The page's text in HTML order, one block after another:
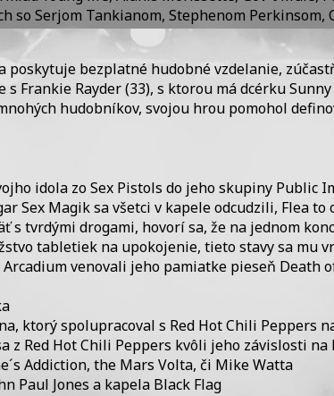
so Serjom Tankianom, Stephenom
poskytuje bezplatné hudobné vzdelanie,
Frankie Rayder (33), s ktorou má dcérku
hudobníkov, svojou hrou pomohol
idola zo Sex Pistols do jeho skupiny Public
Sex Magik sa všetci v kapele odcudzili, Flea
s tvrdými drogami, hovorí sa, že na jednom
tabletiek na upokojenie, tieto stavy sa mu
venovali jeho pamiatke pieseň Death
ktorý spolupracoval s Red Hot Chili
z Red Hot Chili Peppers kvôli jeho závislosti
Addiction, the Mars Volta, či Mike Watta
Paul Jones a kapela Black Flag